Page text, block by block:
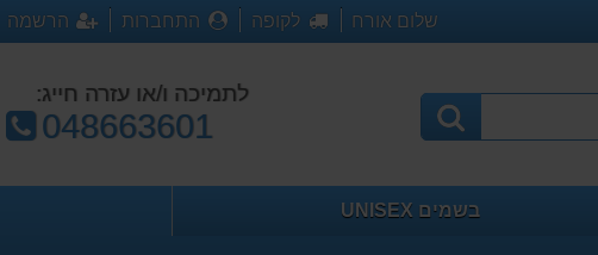
שלום אורח לקופה התחברות הרשמה
לתמיכה ו/או עזרה חייג:
טלפון:
048663601
בשמים UNISEX